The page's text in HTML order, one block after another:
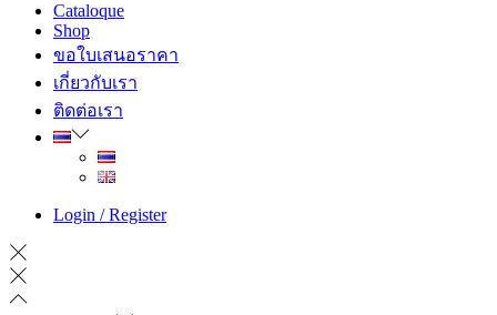
Cataloque
Shop
ขอใบเสนอราคา
เกี่ยวกับเรา
ติดต่อเรา
Login / Register